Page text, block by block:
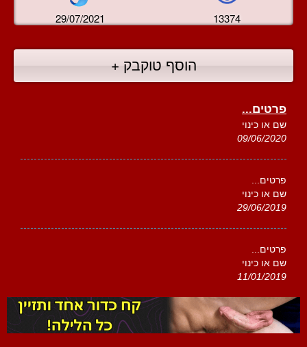
29/07/2021 13374
הוסף טוקבק +
פרטים...
שם או כינוי
09/06/2020
פרטים...
שם או כינוי
29/06/2019
פרטים...
שם או כינוי
11/01/2019